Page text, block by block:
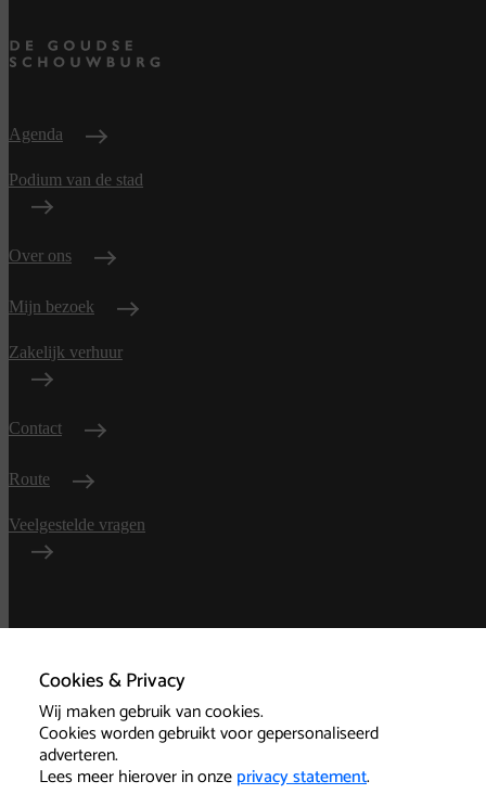
Cookies & Privacy
Wij maken gebruik van cookies.
Cookies worden gebruikt voor gepersonaliseerd
adverteren.
Lees meer hierover in onzeprivacy statement.
Agenda
Podium van de stad
Over ons
Mijn bezoek
Zakelijk verhuur
Contact
Route
Veelgestelde vragen
voorwaarden
Privacy
Technische informatie